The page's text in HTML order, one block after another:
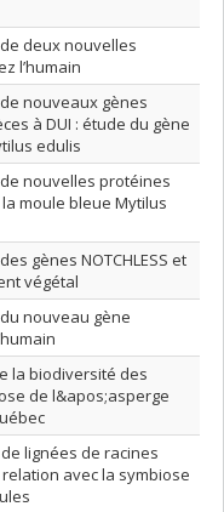
deux nouvelles
l’humain
nouveaux gènes
à DUI : étude du gène
edulis
nouvelles protéines
moule bleue Mytilus
gènes NOTCHLESS et
végétal
nouveau gène
la biodiversité des
de l&apos;asperge
lignées de racines
avec la symbiose